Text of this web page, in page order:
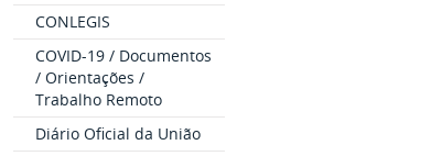
CONLEGIS
COVID-19 / Documentos
/ Orientações /
Trabalho Remoto
Diário Oficial da União